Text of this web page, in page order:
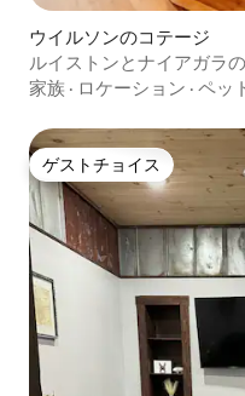
ウイルソンのコテージ
ルイストンとナイアガラ
🌊
家族 · ロケーション · ペッ
ゲストチョイス
ゲストチョイス